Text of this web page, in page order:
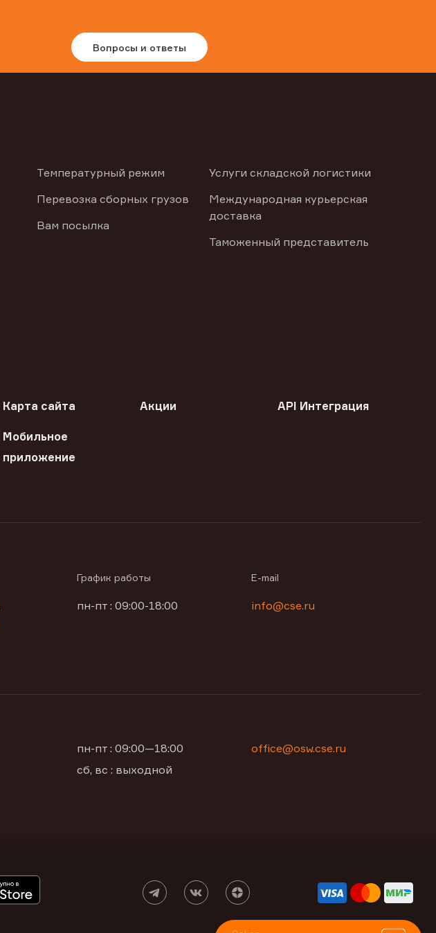
Вопросы и ответы
Температурный режим
Перевозка сборных грузов
Вам посылка
Услуги складской логистики
Международная курьерская
доставка
Таможенный представитель
Карта сайта Акции API Интеграция
Мобильное
приложение
График работы
пн-пт : 09:00-18:00
E-mail
info@cse.ru
пн-пт : 09:00—18:00
сб, вс : выходной
office@osw.cse.ru